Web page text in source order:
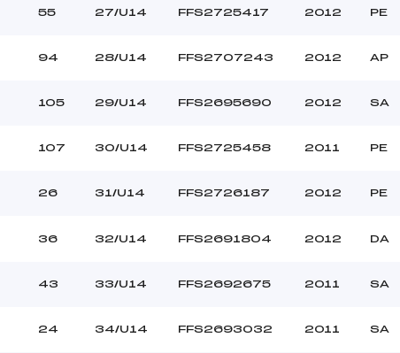
55 27/U14 FFS2725417 2012 PE
94 28/U14 FFS2707243 2012 AP
105 29/U14 FFS2695690 2012 SA
107 30/U14 FFS2725458 2011 PE
26 31/U14 FFS2726187 2012 PE
36 32/U14 FFS2691804 2012 DA
43 33/U14 FFS2692675 2011 SA
24 34/U14 FFS2693032 2011 SA